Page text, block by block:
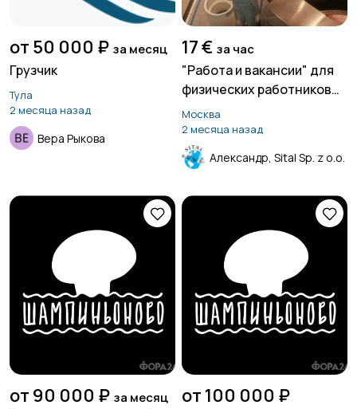
от 50 000 ₽ за месяц
Грузчик
Тула
2 месяца назад
Вера Рыкова
17 € за час
"Работа и вакансии" для
физических работников
на производстве сыров в
Швейцарии
Москва
2 месяца назад
Александр, Sital Sp. z o.o.
от 90 000 ₽ за месяц от 100 000 ₽